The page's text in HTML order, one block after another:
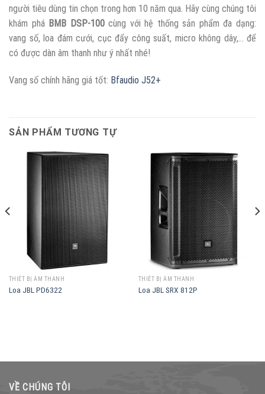
người tiêu dùng tin chọn trong hơn 10 năm qua. Hãy cùng chúng tôi
khám phá BMB DSP-100cùng với hệ thống sản phẩm đa dạng:
vang số, loa đám cưới, cục đẩy công suất, micro không dây,… để
có được dàn âm thanh như ý nhất nhé!
Vang số chính hãng giá tốt: Bfaudio J52+
SẢN PHẨM TƯƠNG TỰ
THIẾT BỊ ÂM THANH
Loa JBL PD6322
THIẾT BỊ ÂM THANH
Loa JBL SRX 812P
VỀ CHÚNG TÔI